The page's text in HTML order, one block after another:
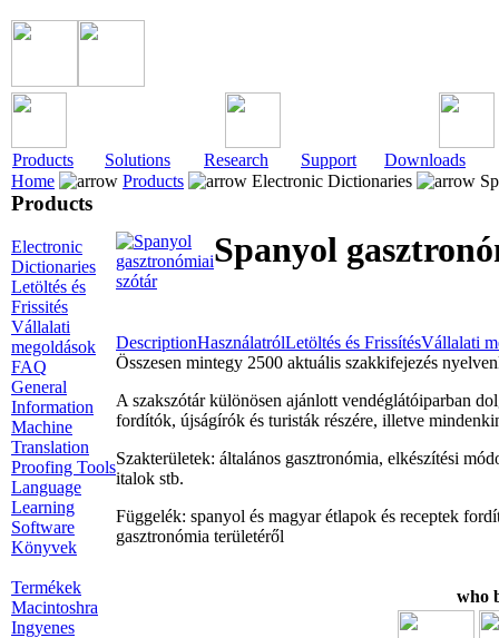
Products Solutions Research Support
Downloads
Home
Products Electronic Dictionaries
Products
Electronic
Dictionaries
Letöltés és
Frissités
Vállalati
megoldások
FAQ
General
Information
Machine
Translation
Proofing Tools
Language
Learning
Software
Könyvek
Termékek
Macintoshra
Ingyenes
Spanyol
DescriptionHasználatrólLetöltés és FrissítésVállalati
Összesen mintegy 2500 aktuális szakkifejezés
A szakszótár különösen ajánlott vendéglátóiparban
fordítók, újságírók és turisták részére, illetve
Szakterületek: általános gasztronómia, elkészítési
italok stb.
Függelék: spanyol és magyar étlapok és receptek
gasztronómia területéről
who